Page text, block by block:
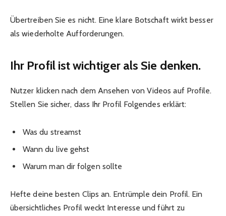
Übertreiben Sie es nicht. Eine klare Botschaft wirkt besser
als wiederholte Aufforderungen.
Ihr Profil ist wichtiger als Sie denken.
Nutzer klicken nach dem Ansehen von Videos auf Profile.
Stellen Sie sicher, dass Ihr Profil Folgendes erklärt:
Was du streamst
Wann du live gehst
Warum man dir folgen sollte
Hefte deine besten Clips an. Entrümple dein Profil. Ein
übersichtliches Profil weckt Interesse und führt zu